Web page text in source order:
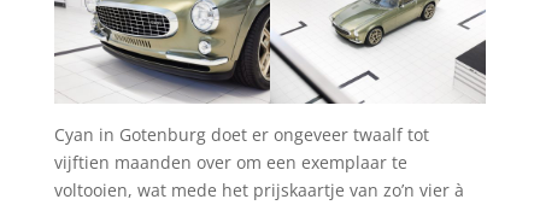
Cyan in Gotenburg doet er ongeveer twaalf tot
vijftien maanden over om een exemplaar te
voltooien, wat mede het prijskaartje van zo’n vier à